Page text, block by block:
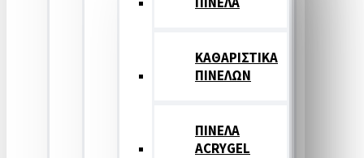
ΚΑΘΑΡΙΣΤΙΚΑ
ΠΙΝΕΛΩΝ
ΠΙΝΕΛΑ
ACRYGEL